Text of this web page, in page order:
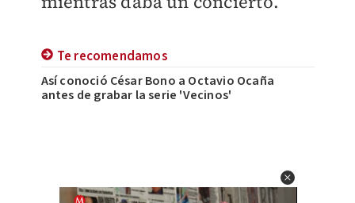
Te recomendamos
Así conoció César Bono a Octavio Ocaña
antes de grabar la serie 'Vecinos'